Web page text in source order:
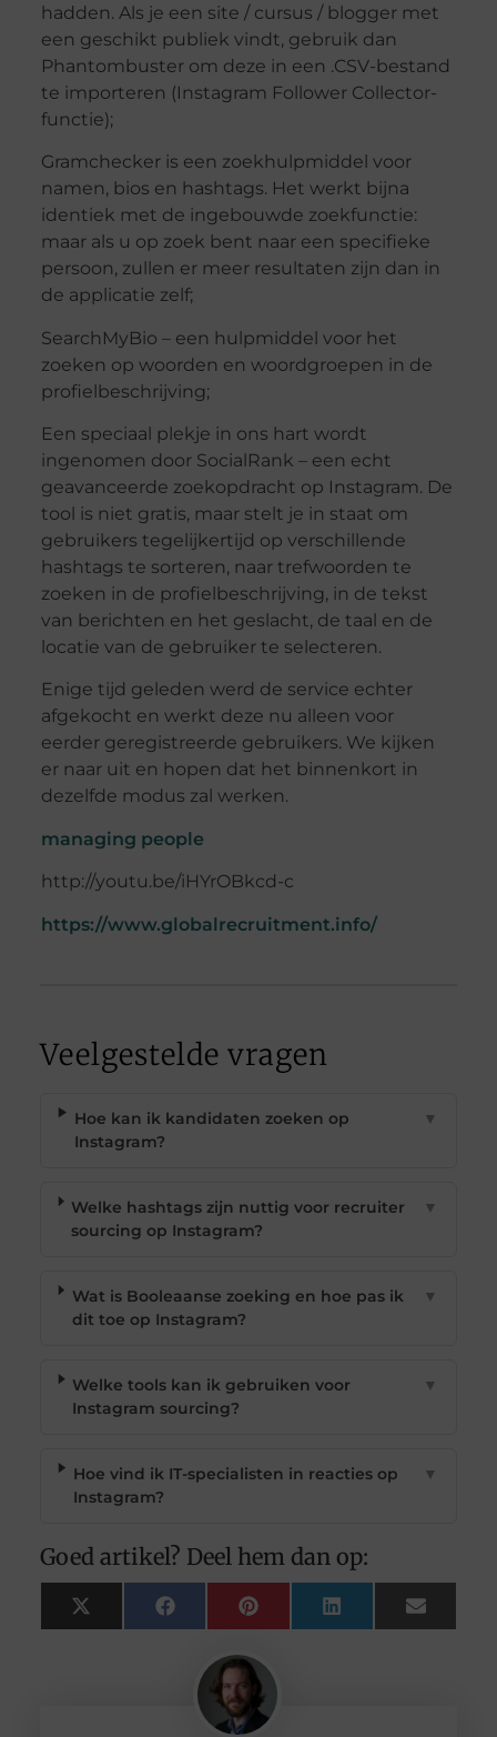
hadden. Als je een site / cursus / blogger met
een geschikt publiek vindt, gebruik dan
Phantombuster om deze in een .CSV-bestand
te importeren (Instagram Follower Collector-
functie);
Gramchecker is een zoekhulpmiddel voor
namen, bios en hashtags. Het werkt bijna
identiek met de ingebouwde zoekfunctie:
maar als u op zoek bent naar een specifieke
persoon, zullen er meer resultaten zijn dan in
de applicatie zelf;
SearchMyBio – een hulpmiddel voor het
zoeken op woorden en woordgroepen in de
profielbeschrijving;
Een speciaal plekje in ons hart wordt
ingenomen door SocialRank – een echt
geavanceerde zoekopdracht op Instagram. De
tool is niet gratis, maar stelt je in staat om
gebruikers tegelijkertijd op verschillende
hashtags te sorteren, naar trefwoorden te
zoeken in de profielbeschrijving, in de tekst
van berichten en het geslacht, de taal en de
locatie van de gebruiker te selecteren.
Enige tijd geleden werd de service echter
afgekocht en werkt deze nu alleen voor
eerder geregistreerde gebruikers. We kijken
er naar uit en hopen dat het binnenkort in
dezelfde modus zal werken.
managing people
http://youtu.be/iHYrOBkcd-c
https://www.globalrecruitment.info/
Veelgestelde vragen
Hoe kan ik kandidaten zoeken op
Instagram?
▼
Welke hashtags zijn nuttig voor recruiter
sourcing op Instagram?
▼
Wat is Booleaanse zoeking en hoe pas ik
dit toe op Instagram?
▼
Welke tools kan ik gebruiken voor
Instagram sourcing?
▼
Hoe vind ik IT-specialisten in reacties op
Instagram?
▼
Goed artikel? Deel hem dan op:
X
(Twitter)
FacebookPinterest LinkedIn Email